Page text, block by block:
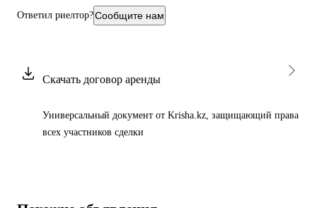
Ответил риелтор?Сообщите нам
Скачать договор аренды
Универсальный документ от Krisha.kz, защищающий права
всех участников сделки